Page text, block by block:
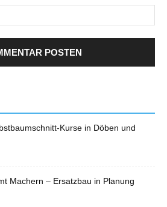
Kurse in Döben und
Machern – Ersatzbau in Planung